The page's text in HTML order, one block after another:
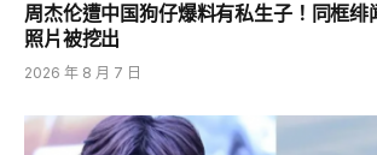
周杰伦遭中国狗仔爆料有私生子！同框绯
照片被挖出
2026 年 8 月 7 日